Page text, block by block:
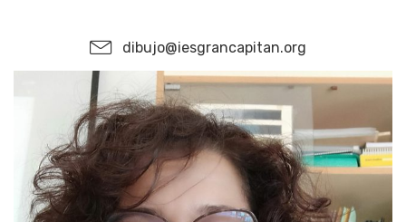
dibujo@iesgrancapitan.org